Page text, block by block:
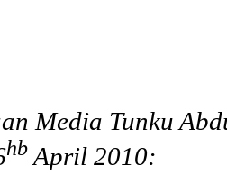
Media Tunku
hb April 2010: